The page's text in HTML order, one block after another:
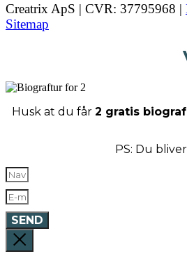
Creatrix ApS | CVR: 37795968 |
Sitemap
Husk at du får 2 gratis
PS: Du
SEND